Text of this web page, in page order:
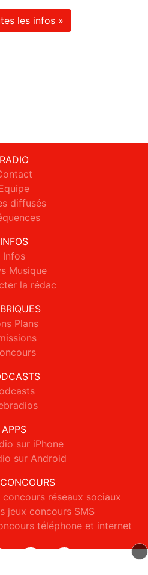
les infos »
RADIO
diffusés
INFOS
Infos
Musique
la rédac
Plans
APPS
sur iPhone
sur Android
réseaux sociaux
jeux concours SMS
téléphone et internet